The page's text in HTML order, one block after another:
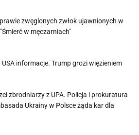
zwęglonych zwłok ujawnionych w
w męczarniach"
informacje. Trump grozi więzieniem
zbrodniarzy z UPA. Policja i prokuratura
Ukrainy w Polsce żąda kar dla